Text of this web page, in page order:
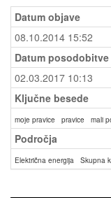
Datum objave
08.10.2014 15:52
Datum posodobitve
02.03.2017 10:13
Ključne besede
moje pravice pravice mali
Področja
Električna energija Skupna